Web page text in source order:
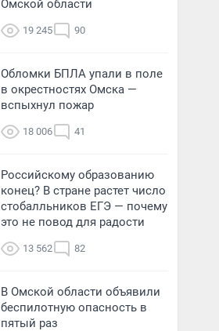
Омской области
19 245 90
Обломки БПЛА упали в поле
в окрестностях Омска —
вспыхнул пожар
18 006 41
Российскому образованию
конец? В стране растет число
стобалльников ЕГЭ — почему
это не повод для радости
13 562 82
В Омской области объявили
беспилотную опасность в
пятый раз